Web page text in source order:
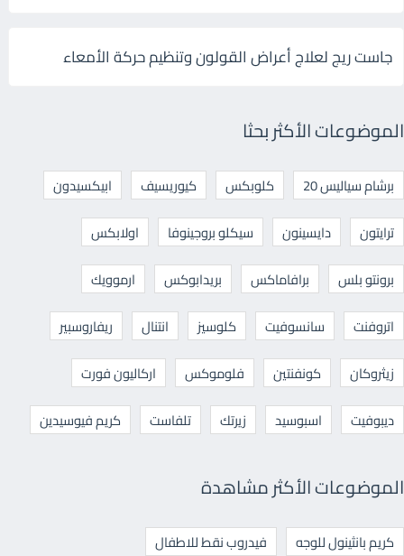
جاست ريج لعلاج أعراض القولون وتنظيم حركة الأمعاء
الموضوعات الأكثر بحثا
برشام سياليس 20 كلوبكس كيوريسيف
ابيكسيدون
ترايتون
دايسينون سيكلو بروجينوفا
اولابكس
برونتو بلس
برافاماكس بريدابوكس
ارموويك
اتروفنت
سانسوفيت كلوسيز انتنال
ريفاروسبير
زيثروكان
كونفنتين فلوموكس
اركاليون فورت
ديبوفيت
اسبوسيد زيرتك تلفاست كريم فيوسيدين
الموضوعات الأكثر مشاهدة
كريم بانثينول للوجه فيدروب نقط للاطفال